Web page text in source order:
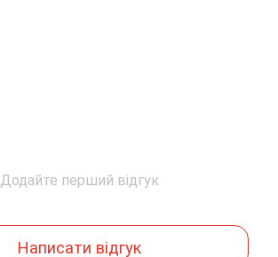
Додайте перший відгук
Написати відгук